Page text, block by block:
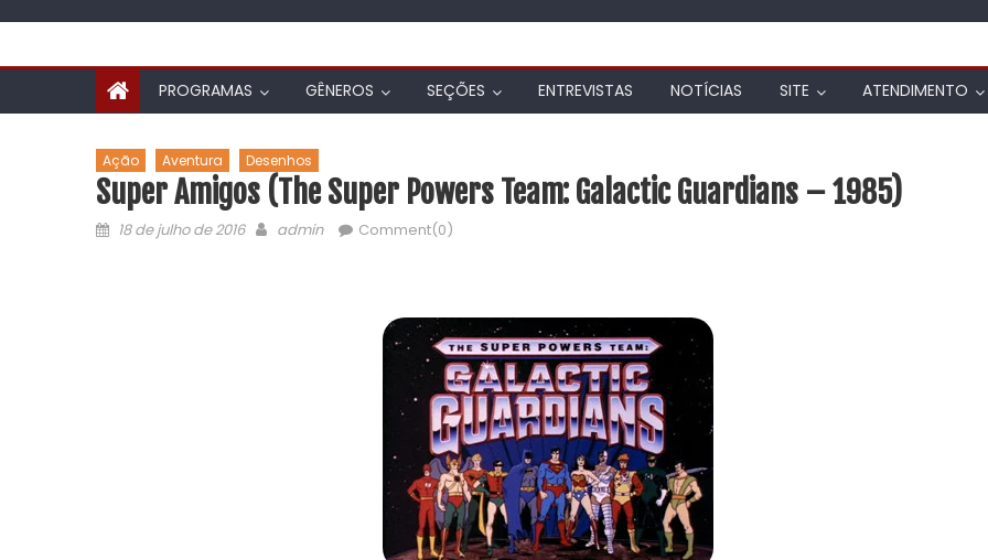
PROGRAMAS GÊNEROS SEÇÕES ENTREVISTAS NOTÍCIAS SITE ATENDIMENTO
Ação Aventura Desenhos
Super Amigos (The Super Powers Team: Galactic Guardians – 1985)
18 de julho de 2016 admin Comment(0)